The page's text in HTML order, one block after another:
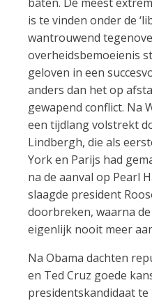
is te vinden onder de
wantrouwend
overheidsbemoeienis
geloven in een
anders dan het op
gewapend conflict. Na
een tijdlang volstrekt
Lindbergh, die als
York en Parijs had
na de aanval op Pearl
slaagde president
doorbreken, waarna
eigenlijk nooit meer
Na Obama dachten
en Ted Cruz goede
presidentskandidaat